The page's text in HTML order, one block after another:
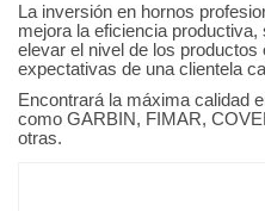
La inversión en hornos
mejora la eficiencia
elevar el nivel de los
expectativas de una clientela
Encontrará la máxima calidad
como GARBIN, FIMAR,
otras.